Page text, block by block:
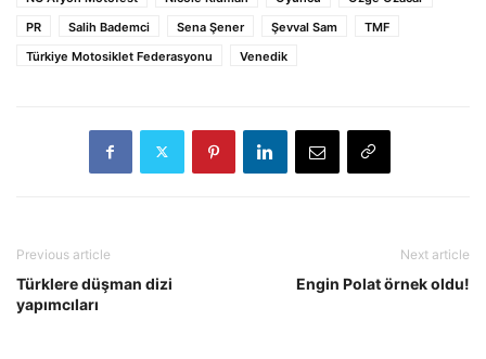
PR
Salih Bademci Sena Şener Şevval Sam
TMF
Türkiye Motosiklet Federasyonu
Venedik
Previous article
Türklere düşman dizi
yapımcıları
Next article
Engin Polat örnek oldu!